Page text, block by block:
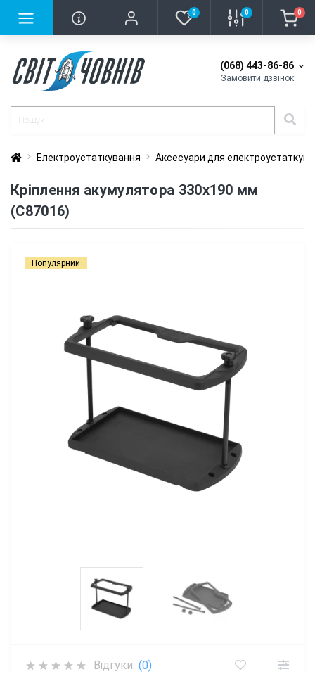
0 0 0
(068) 443-86-86
Замовити дзвінок
Електроустаткування Аксесуари для
Кріплення акумулятора 330х190 мм
(C87016)
Популярний
Відгуки: (0)